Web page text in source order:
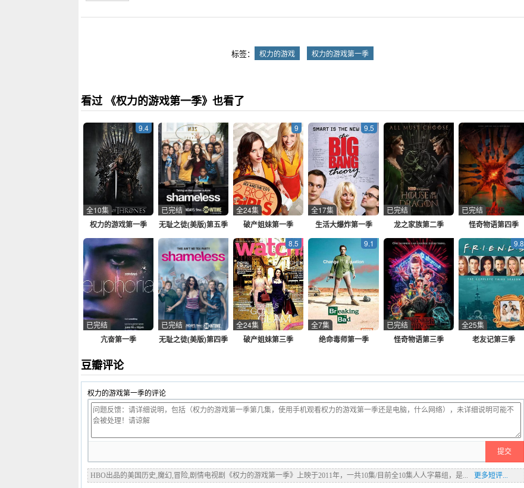
标签： 权力的游戏 权力的游戏第一季
看过 《权力的游戏第一季》也看了
权力的游戏第一季
9.4
全10集
无耻之徒(美版)第五季
已完结
破产姐妹第一季
9
全24集
生活大爆炸第一季
9.5
全17集
龙之家族第二季
已完结
怪奇物语第四季
已完结
亢奋第一季
已完结
无耻之徒(美版)第四季
已完结
破产姐妹第三季
8.5
全24集
绝命毒师第一季
9.1
全7集
怪奇物语第三季
已完结
老友记第三季
9.8
全25集
豆瓣评论
权力的游戏第一季的评论
HBO出品的美国历史,魔幻,冒险,剧情电视剧《权力的游戏第一季》上映于2011年，一共10集/目前全10集人人字幕组，是... 更多短评...